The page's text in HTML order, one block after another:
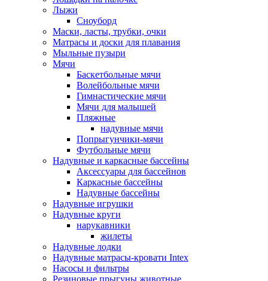
Лыжи
Сноуборд
Маски, ласты, трубки, очки
Матрасы и доски для плавания
Мыльные пузыри
Мячи
Баскетбольные мячи
Волейбольные мячи
Гимнастические мячи
Мячи для малышей
Пляжные
надувные мячи
Попрыгунчики-мячи
Футбольные мячи
Надувные и каркасные бассейны
Аксессуары для бассейнов
Каркасные бассейны
Надувные бассейны
Надувные игрушки
Надувные круги
нарукавники
жилеты
Надувные лодки
Надувные матрасы-кровати Intex
Насосы и фильтры
Резиновые прыгуны животные